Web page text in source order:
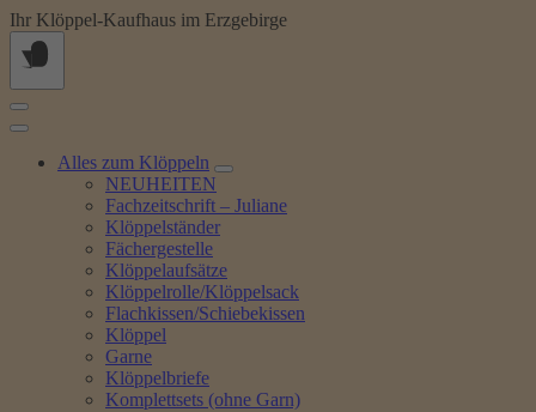
Springe
zum
Inhalt
Ihr Klöppel-Kaufhaus im Erzgebirge
Alles zum Klöppeln
NEUHEITEN
Fachzeitschrift – Juliane
Klöppelständer
Fächergestelle
Klöppelaufsätze
Klöppelrolle/Klöppelsack
Flachkissen/Schiebekissen
Klöppel
Garne
Klöppelbriefe
Komplettsets (ohne Garn)